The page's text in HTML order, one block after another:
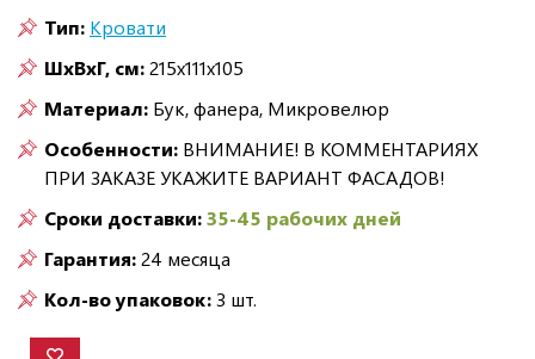
Тип: Кровати
ШxВxГ, см:215x111x105
Материал: Бук, фанера, Микровелюр
Особенности: ВНИМАНИЕ! В КОММЕНТАРИЯХ
ПРИ ЗАКАЗЕ УКАЖИТЕ ВАРИАНТ ФАСАДОВ!
Сроки доставки:35-45 рабочих дней
Гарантия:24 месяца
Кол-во упаковок:3 шт.